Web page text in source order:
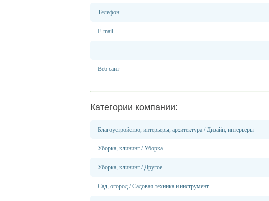
Телефон
E-mail
Веб сайт
Категории компании:
Благоустройство, интерьеры, архитектура /Дизайн, интерьеры
Уборка, клининг /Уборка
Уборка, клининг /Другое
Сад, огород /Садовая техника и инструмент